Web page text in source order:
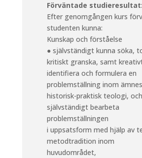
Förväntade studieresultat:
Efter genomgången kurs
studenten kunna:
Kunskap och förståelse
● självständigt kunna söka,
kritiskt granska, samt
identifiera och formulera en
problemställning inom
historisk-praktisk teologi, och
självständigt bearbeta
problemställningen
i uppsatsform med hjälp av
metodtradition inom
huvudområdet,